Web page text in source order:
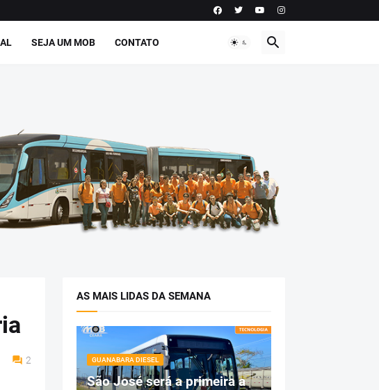
SEJA UM MOB CONTATO
2
AS MAIS LIDAS DA SEMANA
GUANABARA DIESEL
São José será a primeira a